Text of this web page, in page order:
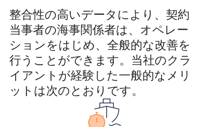
整合性の高いデータにより、契約
当事者の海事関係者は、オペレー
ションをはじめ、全般的な改善を
行うことができます。当社のクラ
イアントが経験した一般的なメリ
ットは次のとおりです。